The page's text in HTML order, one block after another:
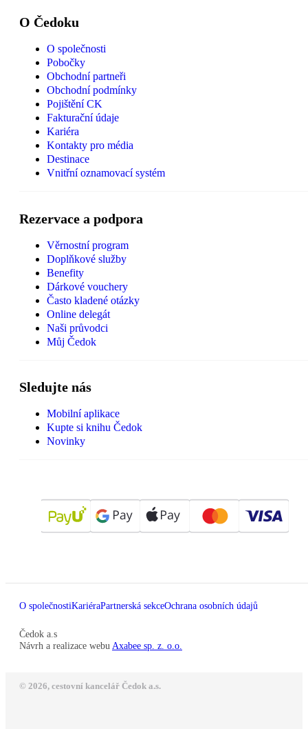
O Čedoku
O společnosti
Pobočky
Obchodní partneři
Obchodní podmínky
Pojištění CK
Fakturační údaje
Kariéra
Kontakty pro média
Destinace
Vnitřní oznamovací systém
Rezervace a podpora
Věrnostní program
Doplňkové služby
Benefity
Dárkové vouchery
Často kladené otázky
Online delegát
Naši průvodci
Můj Čedok
Sledujte nás
Mobilní aplikace
Kupte si knihu Čedok
Novinky
O společnostiKariéraPartnerská sekceOchrana osobních údajů
Čedok a.s
Návrh a realizace webu Axabee sp. z. o.o.
© 2026, cestovní kancelář Čedok a.s.